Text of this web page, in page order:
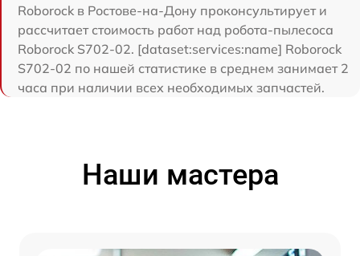
Roborock в Ростове-на-Дону проконсультирует и
рассчитает стоимость работ над робота-пылесоса
Roborock S702-02. [dataset:services:name] Roborock
S702-02 по нашей статистике в среднем занимает 2
часа при наличии всех необходимых запчастей.
Наши мастера